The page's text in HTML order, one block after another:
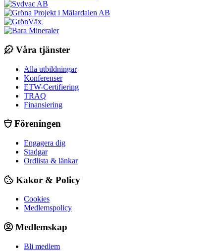
Våra tjänster
Alla utbildningar
Konferenser
ETW-Certifiering
TRAQ
Finansiering
Föreningen
Engagera dig
Stadgar
Ordlista & länkar
Kakor & Policy
Cookies
Medlemspolicy
Medlemskap
Bli medlem